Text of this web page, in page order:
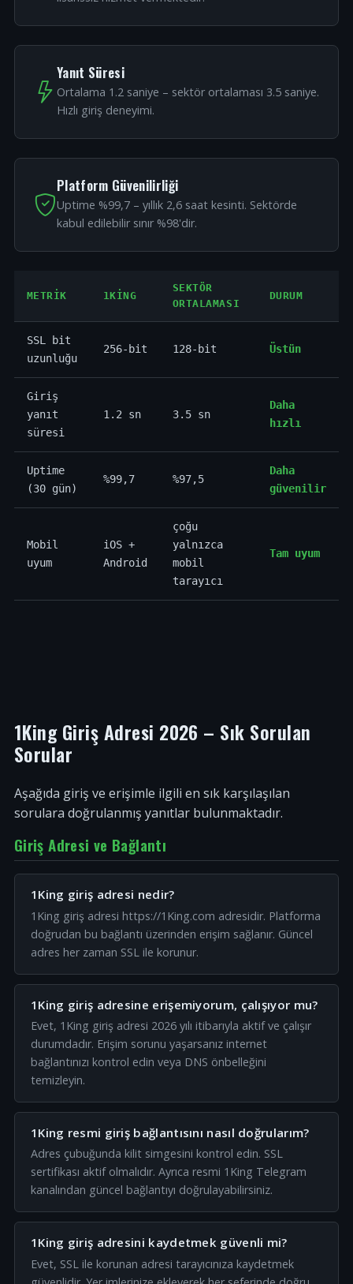
Yanıt Süresi
Ortalama 1.2 saniye – sektör ortalaması 3.5 saniye.
Hızlı giriş deneyimi.
Platform Güvenilirliği
Uptime %99,7 – yıllık 2,6 saat kesinti. Sektörde
kabul edilebilir sınır %98'dir.
METRIK 1KING
SEKTÖR
ORTALAMASI
DURUM
SSL bit
uzunluğu
256-bit 128-bit Üstün
Giriş
yanıt
süresi
1.2 sn 3.5 sn
Daha
hızlı
Uptime
(30 gün)
%99,7 %97,5
Daha
güvenilir
Mobil
uyum
iOS +
Android
çoğu
yalnızca
mobil
tarayıcı
Tam uyum
1King Giriş Adresi 2026 – Sık Sorulan
Sorular
Aşağıda giriş ve erişimle ilgili en sık karşılaşılan
sorulara doğrulanmış yanıtlar bulunmaktadır.
Giriş Adresi ve Bağlantı
1King giriş adresi nedir?
1King giriş adresi https://1King.com adresidir. Platforma
doğrudan bu bağlantı üzerinden erişim sağlanır. Güncel
adres her zaman SSL ile korunur.
1King giriş adresine erişemiyorum, çalışıyor mu?
Evet, 1King giriş adresi 2026 yılı itibarıyla aktif ve çalışır
durumdadır. Erişim sorunu yaşarsanız internet
bağlantınızı kontrol edin veya DNS önbelleğini
temizleyin.
1King resmi giriş bağlantısını nasıl doğrularım?
Adres çubuğunda kilit simgesini kontrol edin. SSL
sertifikası aktif olmalıdır. Ayrıca resmi 1King Telegram
kanalından güncel bağlantıyı doğrulayabilirsiniz.
1King giriş adresini kaydetmek güvenli mi?
Evet, SSL ile korunan adresi tarayıcınıza kaydetmek